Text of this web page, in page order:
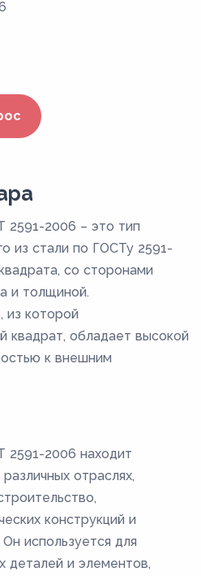
2591-2006 – это тип
из стали по ГОСТу 2591-
со сторонами
и толщиной.
из которой
квадрат, обладает высокой
к внешним
2591-2006 находит
отраслях,
конструкций и
используется для
деталей и элементов,